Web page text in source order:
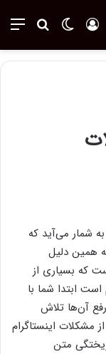
تغییر پوسته ورود
شمار می‌آید که
همین دلیل
که بسیاری از
است ابتدا شما با
رفع آن‌ها تلاش
مشکلات اینستاگرام
متن